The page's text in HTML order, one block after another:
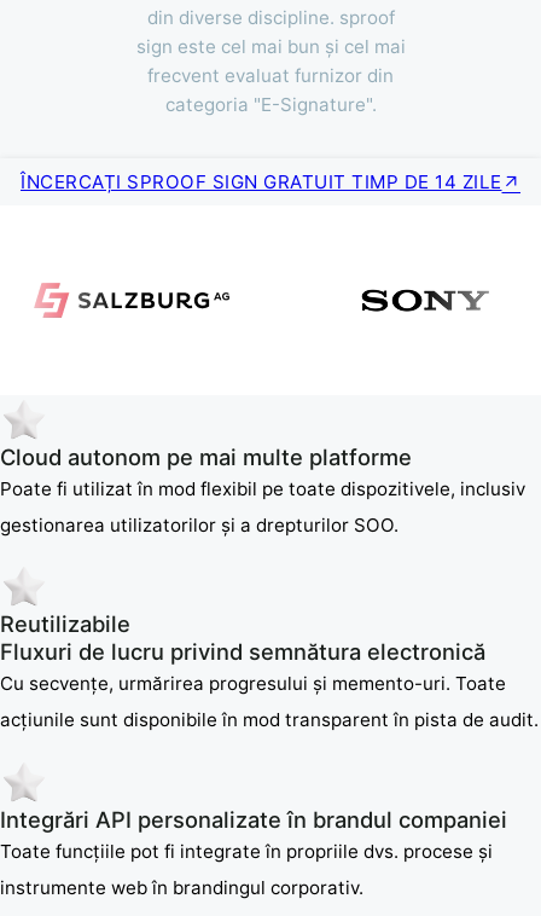
din diverse discipline. sproof
sign este cel mai bun și cel mai
frecvent evaluat furnizor din
categoria "E-Signature".
ÎNCERCAȚI SPROOF SIGN GRATUIT TIMP DE 14 ZILE
Cloud autonom pe mai multe platforme
Poate fi utilizat în mod flexibil pe toate dispozitivele, inclusiv
gestionarea utilizatorilor și a drepturilor SOO.
Reutilizabile
Fluxuri de lucru privind semnătura electronică
Cu secvențe, urmărirea progresului și memento-uri. Toate
acțiunile sunt disponibile în mod transparent în pista de audit.
Integrări API personalizate în brandul companiei
Toate funcțiile pot fi integrate în propriile dvs. procese și
instrumente web în brandingul corporativ.